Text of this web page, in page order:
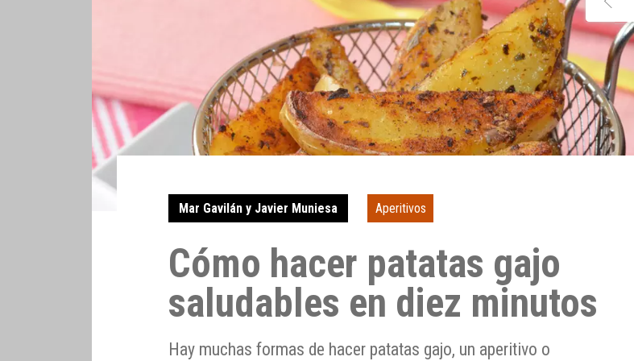
Mar Gavilán y Javier Muniesa Aperitivos
Cómo hacer patatas gajo
saludables en diez minutos
Hay muchas formas de hacer patatas gajo, un aperitivo o